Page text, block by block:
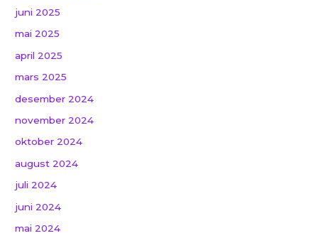
juni 2025
mai 2025
april 2025
mars 2025
desember 2024
november 2024
oktober 2024
august 2024
juli 2024
juni 2024
mai 2024